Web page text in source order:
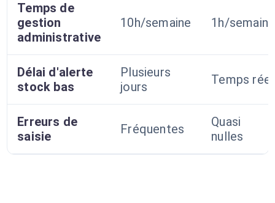
Temps de
gestion
administrative
10h/semaine 1h/semaine
Délai d'alerte
stock bas
Plusieurs
jours
Temps réel
Erreurs de
saisie
Fréquentes
Quasi
nulles